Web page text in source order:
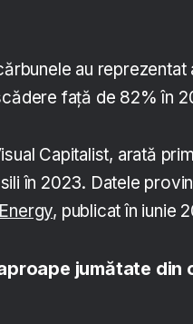
au
față de 82% în
Capitalist, arată
în 2023. Datele
, publicat în iunie
jumătate din